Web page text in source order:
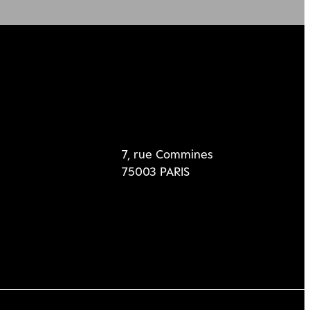
7, rue Commines
75003 PARIS